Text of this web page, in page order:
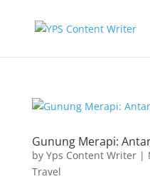
Gunung Merapi:
by Yps Content Writer|
Travel